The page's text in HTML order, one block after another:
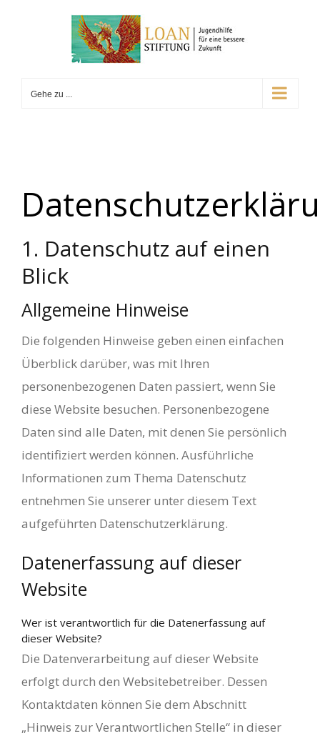
Gehe zu ...
1. Datenschutz auf einen
Blick
Allgemeine Hinweise
Die folgenden Hinweise geben einen einfachen
Überblick darüber, was mit Ihren
personenbezogenen Daten passiert, wenn Sie
diese Website besuchen. Personenbezogene
Daten sind alle Daten, mit denen Sie persönlich
identifiziert werden können. Ausführliche
Informationen zum Thema Datenschutz
entnehmen Sie unserer unter diesem Text
aufgeführten Datenschutzerklärung.
Datenerfassung auf dieser
Website
Wer ist verantwortlich für die Datenerfassung auf
dieser Website?
Die Datenverarbeitung auf dieser Website
erfolgt durch den Websitebetreiber. Dessen
Kontaktdaten können Sie dem Abschnitt
„Hinweis zur Verantwortlichen Stelle“ in dieser